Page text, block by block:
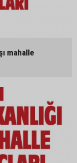
mahalle